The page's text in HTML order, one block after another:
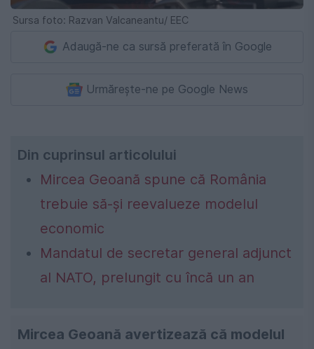
Sursa foto: Razvan Valcaneantu/ EEC
Adaugă-ne ca sursă preferată în Google
Urmărește-ne pe Google News
Din cuprinsul articolului
Mircea Geoană spune că România
trebuie să-și reevalueze modelul
economic
Mandatul de secretar general adjunct
al NATO, prelungit cu încă un an
Mircea Geoană avertizează că modelul